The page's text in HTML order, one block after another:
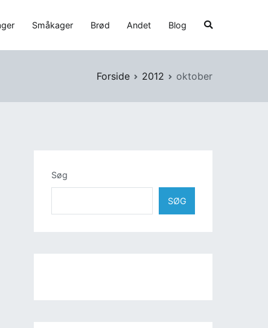
Småkager Brød Andet Blog
Forside 2012 oktober
Søg
SØG